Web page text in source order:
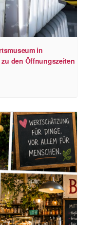
in
zu den Öffnungszeiten